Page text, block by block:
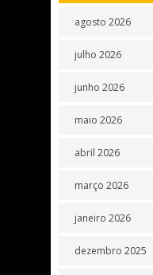
agosto 2026
julho 2026
junho 2026
maio 2026
abril 2026
março 2026
janeiro 2026
dezembro 2025